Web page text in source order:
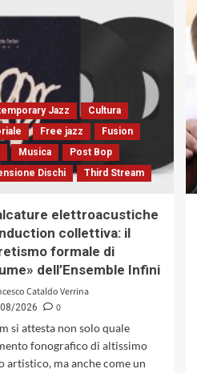
Jazz
Cultura
Free jazz
Fusion
Musica
Post Bop
Dischi
Third Stream
elettroacustiche
collettiva: il
formale di
dell’Ensemble Infini
Cataldo Verrina
2026
0
si attesta non solo quale
fonografico di altissimo
artistico, ma anche come un